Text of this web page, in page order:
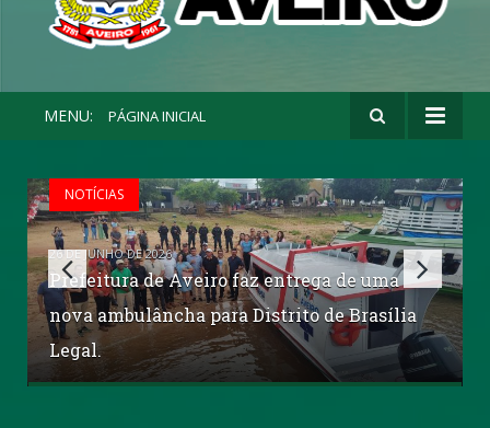
MENU: PÁGINA INICIAL
NOTÍCIAS
26 DE JUNHO DE 2026
Prefeitura de Aveiro faz entrega de uma
nova ambulâncha para Distrito de Brasília
Legal.